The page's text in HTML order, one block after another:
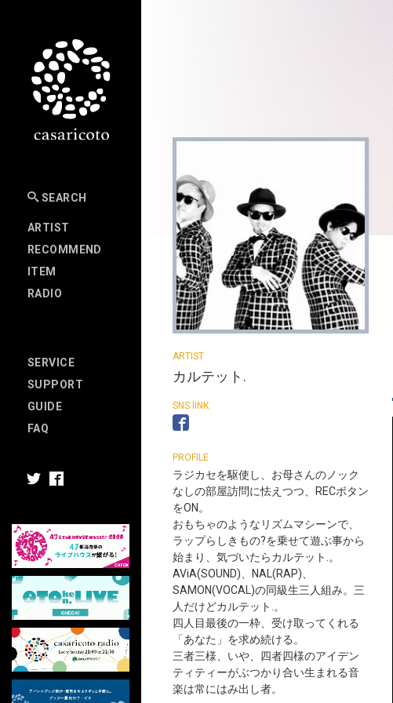
SEARCH
ARTIST
RECOMMEND
ITEM
RADIO
SERVICE
SUPPORT
GUIDE
FAQ
カルテット.
ラジカセを駆使し、お母さんのノック
なしの部屋訪問に怯えつつ、RECボタン
をON。
おもちゃのようなリズムマシーンで、
ラップらしきもの?を乗せて遊ぶ事から
始まり、気づいたらカルテット.。
AViA(SOUND)、NAL(RAP)、
SAMON(VOCAL)の同級生三人組み。三
人だけどカルテット.。
四人目最後の一枠、受け取ってくれる
「あなた」を求め続ける。
三者三様、いや、四者四様のアイデン
ティティーがぶつかり合い生まれる音
楽は常にはみ出し者。